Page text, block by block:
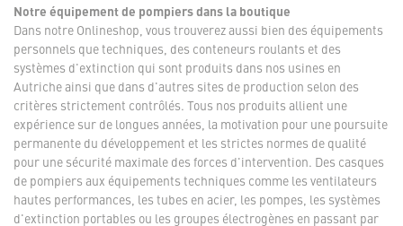
Notre équipement de pompiers dans la boutique
Dans notre Onlineshop, vous trouverez aussi bien des équipements
personnels que techniques, des conteneurs roulants et des
systèmes d'extinction qui sont produits dans nos usines en
Autriche ainsi que dans d'autres sites de production selon des
critères strictement contrôlés. Tous nos produits allient une
expérience sur de longues années, la motivation pour une poursuite
permanente du développement et les strictes normes de qualité
pour une sécurité maximale des forces d'intervention. Des casques
de pompiers aux équipements techniques comme les ventilateurs
hautes performances, les tubes en acier, les pompes, les systèmes
d'extinction portables ou les groupes électrogènes en passant par